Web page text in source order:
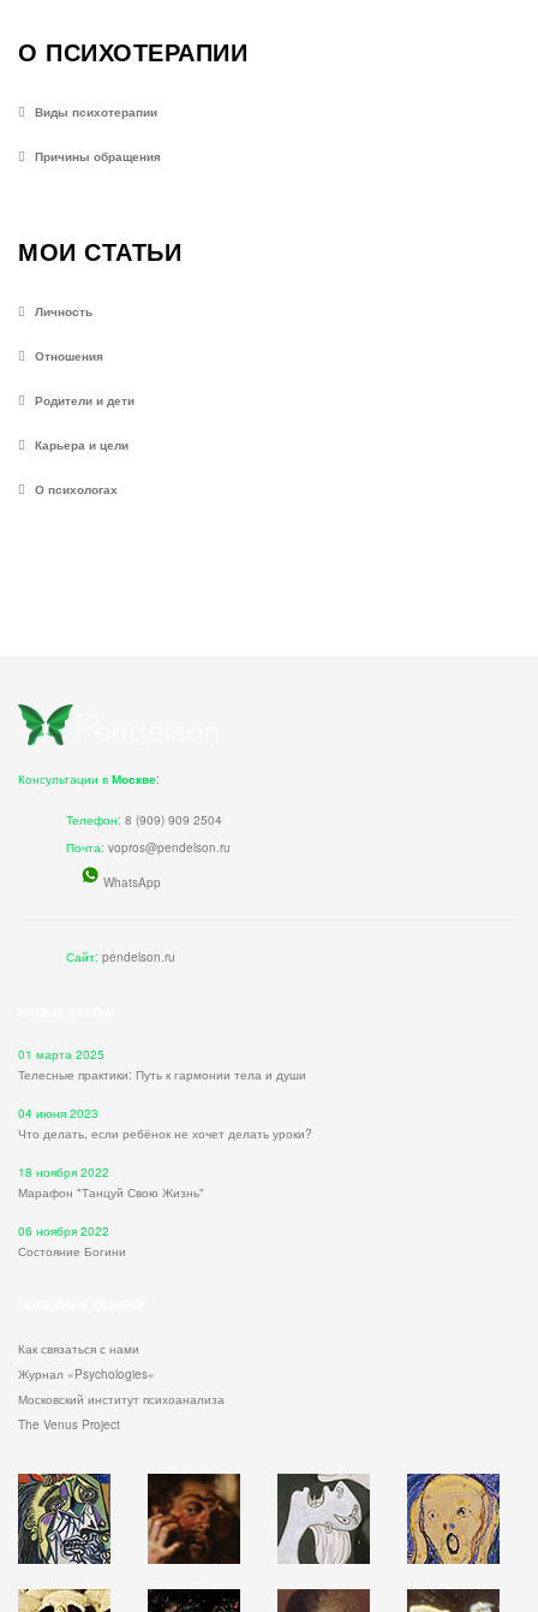
О ПСИХОТЕРАПИИ
Виды психотерапии
Причины обращения
МОИ СТАТЬИ
Личность
Отношения
Родители и дети
Карьера и цели
О психологах
Консультации в Москве:
Телефон: 8 (909) 909 2504
Почта: vopros@pendelson.ru
WhatsApp
Сайт: pendelson.ru
01 марта 2025
Телесные практики: Путь к гармонии тела и души
04 июня 2023
Что делать, если ребёнок не хочет делать уроки?
18 ноября 2022
Марафон "Танцуй Свою Жизнь"
06 ноября 2022
Состояние Богини
Как связаться с нами
Журнал «Psychologies»
Московский институт психоанализа
The Venus Project